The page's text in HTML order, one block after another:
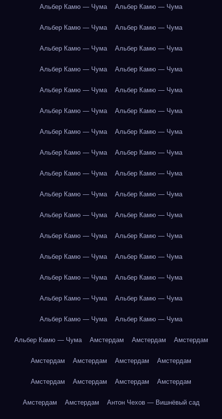
Альбер Камю — Чума Альбер Камю — Чума
Альбер Камю — Чума Альбер Камю — Чума
Альбер Камю — Чума Альбер Камю — Чума
Альбер Камю — Чума Альбер Камю — Чума
Альбер Камю — Чума Альбер Камю — Чума
Альбер Камю — Чума Альбер Камю — Чума
Альбер Камю — Чума Альбер Камю — Чума
Альбер Камю — Чума Альбер Камю — Чума
Альбер Камю — Чума Альбер Камю — Чума
Альбер Камю — Чума Альбер Камю — Чума
Альбер Камю — Чума Альбер Камю — Чума
Альбер Камю — Чума Альбер Камю — Чума
Альбер Камю — Чума Альбер Камю — Чума
Альбер Камю — Чума Альбер Камю — Чума
Альбер Камю — Чума Альбер Камю — Чума
Альбер Камю — Чума Альбер Камю — Чума
Альбер Камю — Чума Амстердам Амстердам Амстердам
Амстердам Амстердам Амстердам Амстердам
Амстердам Амстердам Амстердам Амстердам
Амстердам Амстердам Антон Чехов — Вишнёвый сад